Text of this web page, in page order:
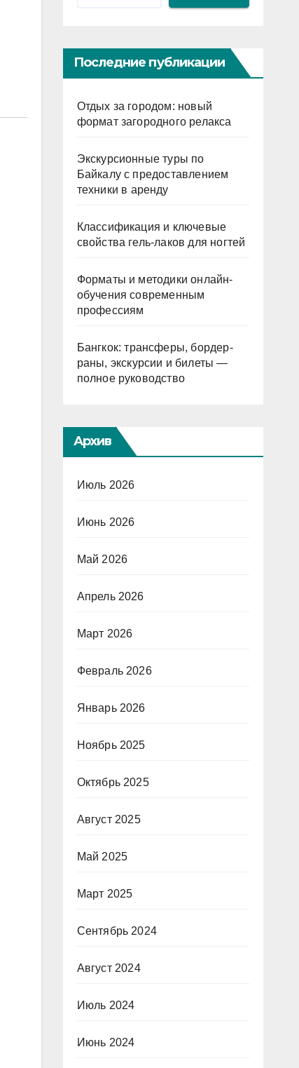
Последние публикации
Отдых за городом: новый
формат загородного релакса
Экскурсионные туры по
Байкалу с предоставлением
техники в аренду
Классификация и ключевые
свойства гель-лаков для ногтей
Форматы и методики онлайн-
обучения современным
профессиям
Бангкок: трансферы, бордер-
раны, экскурсии и билеты —
полное руководство
Архив
Июль 2026
Июнь 2026
Май 2026
Апрель 2026
Март 2026
Февраль 2026
Январь 2026
Ноябрь 2025
Октябрь 2025
Август 2025
Май 2025
Март 2025
Сентябрь 2024
Август 2024
Июль 2024
Июнь 2024